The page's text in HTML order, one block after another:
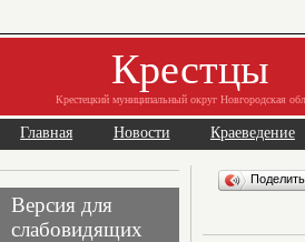
Крестцы
Крестецкий муниципальный округ Новгородская
Главная Новости Краеведение
Версия для
слабовидящих